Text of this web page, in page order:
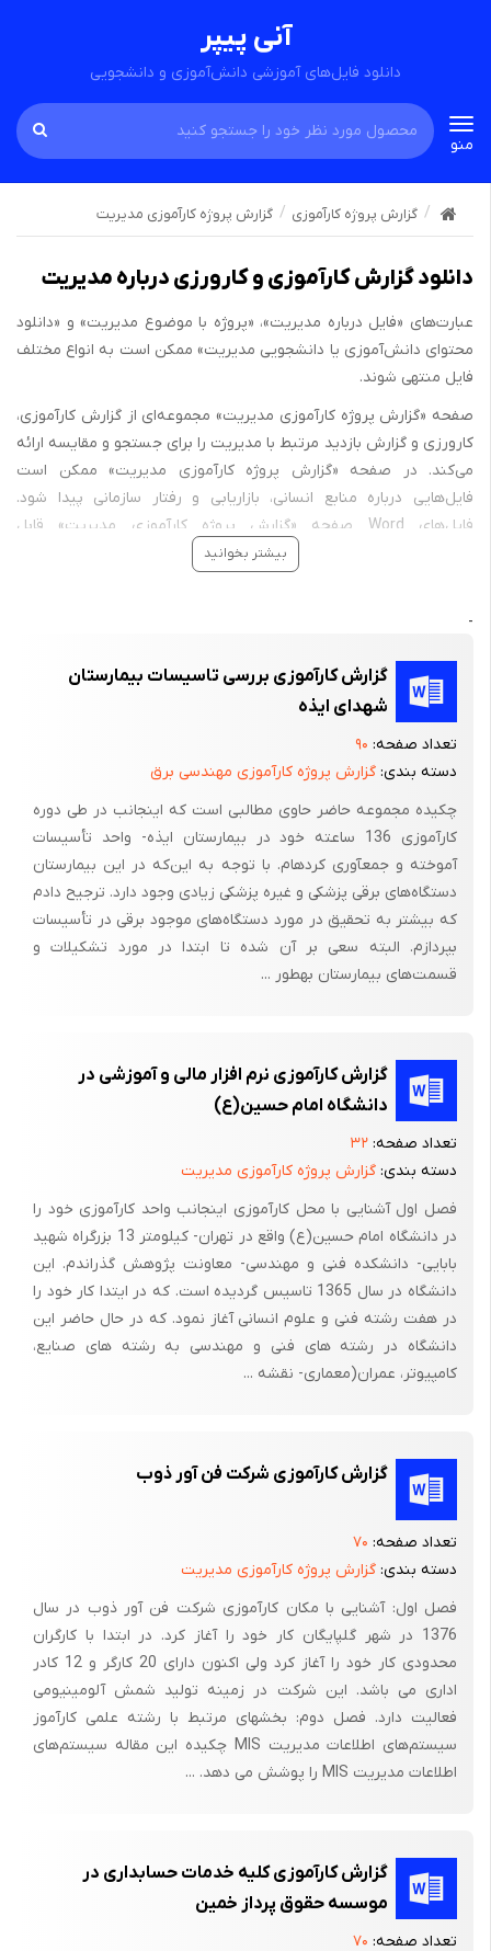
آنی پیپر
دانلود فایل‌های آموزشی دانش‌آموزی و دانشجویی
Toggle
navigation
منو
گزارش پروژه کارآموزی گزارش پروژه کارآموزی مدیریت
دانلود گزارش کارآموزی و کارورزی درباره مدیریت
عبارت‌های «فایل درباره مدیریت»، «پروژه با موضوع مدیریت» و «دانلود
محتوای دانش‌آموزی یا دانشجویی مدیریت» ممکن است به انواع مختلف
فایل منتهی شوند.
صفحه «گزارش پروژه کارآموزی مدیریت» مجموعه‌ای از گزارش کارآموزی،
کارورزی و گزارش بازدید مرتبط با مدیریت را برای جستجو و مقایسه ارائه
می‌کند. در صفحه «گزارش پروژه کارآموزی مدیریت» ممکن است
فایل‌هایی درباره منابع انسانی، بازاریابی و رفتار سازمانی پیدا شود.
فایل‌های Word صفحه «گزارش پروژه کارآموزی مدیریت» قابل
ویرایش‌اند و انتخاب نهایی باید پس از بررسی محل دوره، شرح فعالیت،
برای مقایسه فایل‌های هم‌موضوع با «گزارش پروژه کارآموزی مدیریت»،
کارآموزینیز به خانواده اصلی بازمی‌گردد.
فرمت Word و PDF:
نهایی‌شدن قابلیت ذخیره با فرمت PDF را دارند.
بیشتر بخوانید
-
گزارش کارآموزی بررسی تاسیسات بیمارستان
شهدای ایذه
تعداد صفحه: ۹۰
دسته بندی: گزارش پروژه کارآموزی مهندسی برق
چکیده مجموعه حاضر حاوی مطالبی است که اینجانب در طی دوره
کارآموزی 136 ساعته خود در بیمارستان ایذه- واحد تأسیسات
آموخته و جمع‎آوری کرده‏ام. با توجه به این‌که در این بیمارستان
دستگاه‌های برقی پزشکی و غیره پزشکی زیادی وجود دارد. ترجیح دادم
که بیشتر به تحقیق در مورد دستگاه‌های موجود برقی در تأسیسات
بپردازم. البته سعی بر آن شده تا ابتدا در مورد تشکیلات و
قسمت‌های بیمارستان به‎طور ...
گزارش کارآموزی نرم افزار مالی و آموزشی در
دانشگاه امام حسین(ع)
تعداد صفحه: ۳۲
دسته بندی: گزارش پروژه کارآموزی مدیریت
فصل اول آشنایی با محل کارآموزی اینجانب واحد کارآموزی خود را
در دانشگاه امام حسین(ع) واقع در تهران- کیلومتر 13 بزرگراه شهید
بابایی- دانشکده فنی و مهندسی- معاونت پژوهش گذراندم. این
دانشگاه در سال 1365 تاسیس گردیده است. که در ایتدا کار خود را
در هفت رشته فنی و علوم انسانی آغاز نمود. که در حال حاضر این
دانشگاه در رشته های فنی و مهندسی به رشته های صنایع،
کامپیوتر، عمران(معماری- نقشه ...
گزارش کارآموزی شرکت فن آور ذوب
تعداد صفحه: ۷۰
دسته بندی: گزارش پروژه کارآموزی مدیریت
فصل اول: آشنایی با مکان کارآموزی شرکت فن آور ذوب در سال
1376 در شهر گلپایگان کار خود را آغاز کرد. در ابتدا با کارگران
محدودی کار خود را آغاز کرد ولی اکنون دارای 20 کارگر و 12 کادر
اداری می باشد. این شرکت در زمینه تولید شمش آلومینیومی
فعالیت دارد. فصل دوم: بخشهای مرتبط با رشته علمی کارآموز
سیستم‌های اطلاعات مدیریت MIS چکیده این مقاله سیستم‌های
اطلاعات مدیریت MIS را پوشش می دهد. ...
گزارش کارآموزی کلیه خدمات حسابداری در
موسسه حقوق پرداز خمین
تعداد صفحه: ۷۰